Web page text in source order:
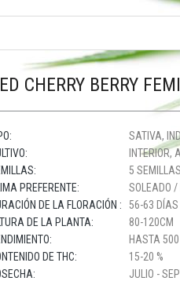
CHERRY BERRY
SATIVA,
INTERIOR,
5 SEMILLAS
PREFERENTE:
SOLEADO /
DE LA FLORACIÓN :
56-63 DÍAS
DE LA PLANTA:
80-120CM
HASTA
DE THC:
15-20 %
JULIO -